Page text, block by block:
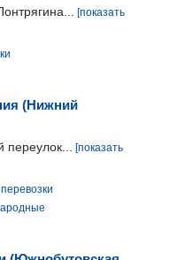
[показать
(Нижний
[показать